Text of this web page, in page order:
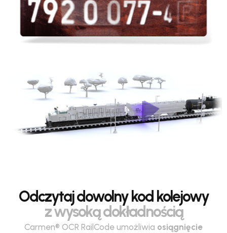
Odczytaj dowolny kod kolejowy
z wysoką dokładnością
Carmen® OCR RailCode umożliwia osiągnięcie